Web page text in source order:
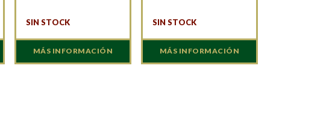
SIN STOCK
MÁS INFORMACIÓN
SIN STOCK
MÁS INFORMACIÓN